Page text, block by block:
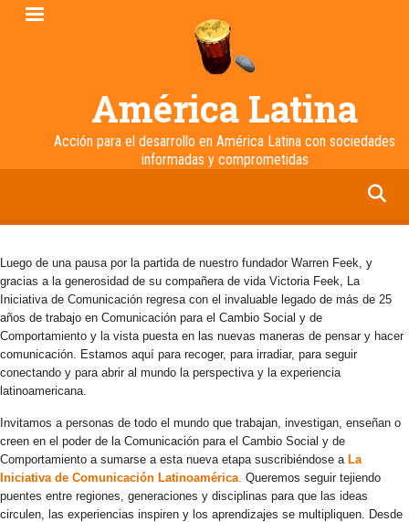
Pasar
América Latina
Acción para el desarrollo en América Latina con sociedades
informadas y comprometidas
Luego de una pausa por la partida de nuestro fundador Warren Feek, y
gracias a la generosidad de su compañera de vida Victoria Feek, La
Iniciativa de Comunicación regresa con el invaluable legado de más de 25
años de trabajo en Comunicación para el Cambio Social y de
Comportamiento y la vista puesta en las nuevas maneras de pensar y hacer
comunicación. Estamos aquí para recoger, para irradiar, para seguir
conectando y para abrir al mundo la perspectiva y la experiencia
latinoamericana.
Invitamos a personas de todo el mundo que trabajan, investigan, enseñan o
creen en el poder de la Comunicación para el Cambio Social y de
Comportamiento a sumarse a esta nueva etapa suscribiéndose a La
Iniciativa de Comunicación Latinoamérica. Queremos seguir tejiendo
puentes entre regiones, generaciones y disciplinas para que las ideas
circulen, las experiencias inspiren y los aprendizajes se multipliquen. Desde